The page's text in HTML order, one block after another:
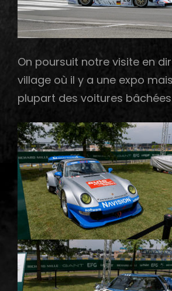
On poursuit notre visite en
village où il y a une expo
plupart des voitures